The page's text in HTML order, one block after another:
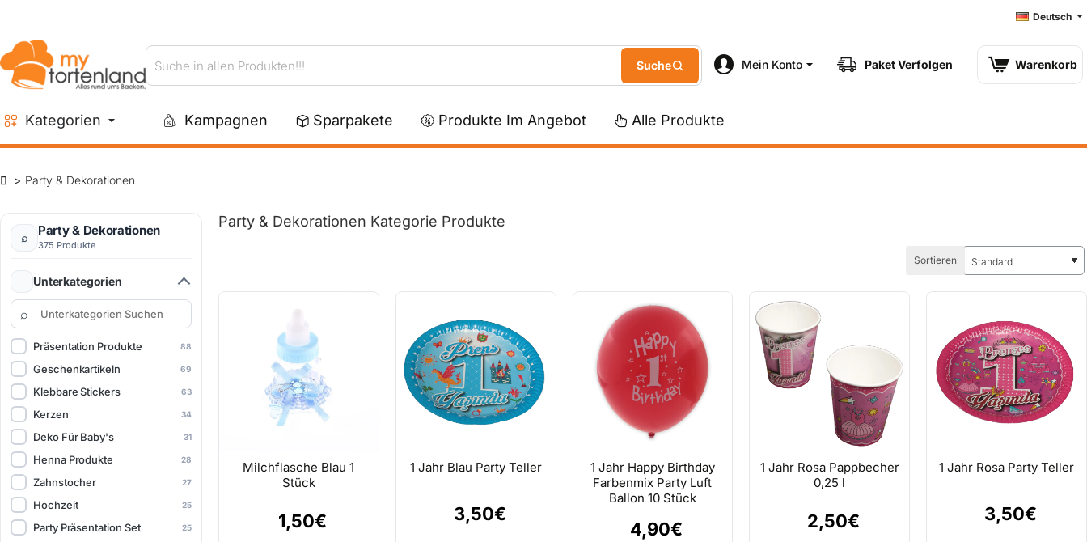
Deutsch
Suche
in
Produkten!!!
Mein Konto Paket Verfolgen Warenkorb
Kategorien Kampagnen Sparpakete Produkte Im Angebot Alle Produkte
Party & Dekorationen
Party & Dekorationen
375 Produkte
Unterkategorien
Präsentation Produkte 88
Geschenkartikeln 69
Klebbare Stickers 63
Kerzen 34
Deko Für Baby's 31
Henna Produkte 28
Zahnstocher 27
Hochzeit 25
Party Präsentation Set 25
Party & Dekorationen Kategorie Produkte
Sortieren
Milchflasche Blau 1
Stück
1,50€
1 Jahr Blau Party Teller
3,50€
1 Jahr Happy Birthday
Farbenmix Party Luft
Ballon 10 Stück
4,90€
1 Jahr Rosa Pappbecher
0,25 l
2,50€
1 Jahr Rosa Party Teller
3,50€